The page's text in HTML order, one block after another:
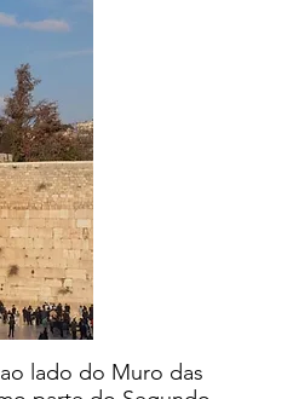
lado do Muro das